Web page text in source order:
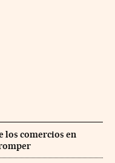
los comercios en